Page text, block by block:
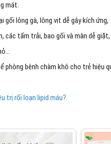
mát.
gối lông gà, lông vịt dễ gây kích ứng,
các tấm trải, bao gối và màn dễ
phòng bệnh chàm khô cho trẻ hiệu
trị rối loạn lipid máu?